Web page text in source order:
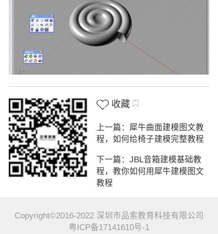
收藏
上一篇：犀牛曲面建模图文教
程，如何给椅子建模完整教程
下一篇：JBL音箱建模基础教
程，教你如何用犀牛建模图文
教程
Copyright©2016-2022 深圳市品索教育科技有限公司
粤ICP备17141610号-1